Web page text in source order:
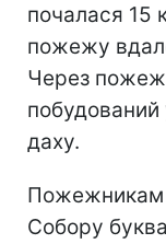
почалася 15
пожежу
Через
побудований
даху.
Пожежникам
Собору